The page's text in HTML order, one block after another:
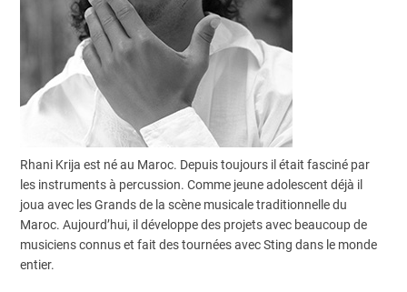
Rhani Krija est né au Maroc. Depuis toujours il était fasciné par
les instruments à percussion. Comme jeune adolescent déjà il
joua avec les Grands de la scène musicale traditionnelle du
Maroc. Aujourd’hui, il développe des projets avec beaucoup de
musiciens connus et fait des tournées avec Sting dans le monde
entier.